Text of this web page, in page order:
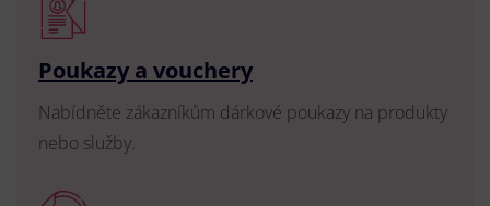
Poukazy a vouchery
Nabídněte zákazníkům dárkové poukazy na produkty
nebo služby.